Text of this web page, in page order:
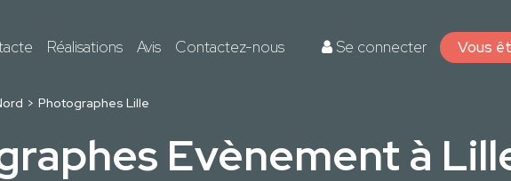
Réalisations Avis Contactez-nous Se connecter Vous
Photographes Lille
Evènement à